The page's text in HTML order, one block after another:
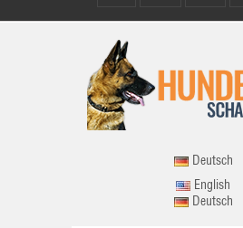
Deutsch
English
Deutsch